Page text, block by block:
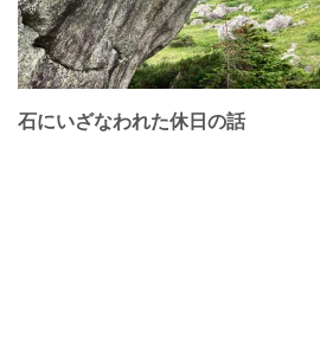
石にいざなわれた休日の話